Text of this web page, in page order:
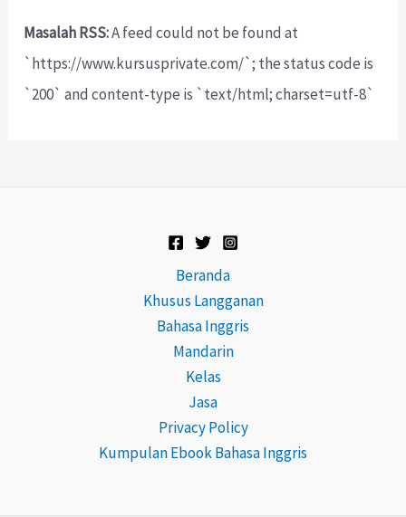
Masalah RSS:A feed could not be found at
`https://www.kursusprivate.com/`; the status code is
`200` and content-type is `text/html; charset=utf-8`
Beranda
Khusus Langganan
Bahasa Inggris
Mandarin
Kelas
Jasa
Privacy Policy
Kumpulan Ebook Bahasa Inggris